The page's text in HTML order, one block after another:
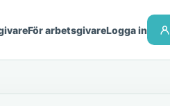
För arbetsgivareLogga in